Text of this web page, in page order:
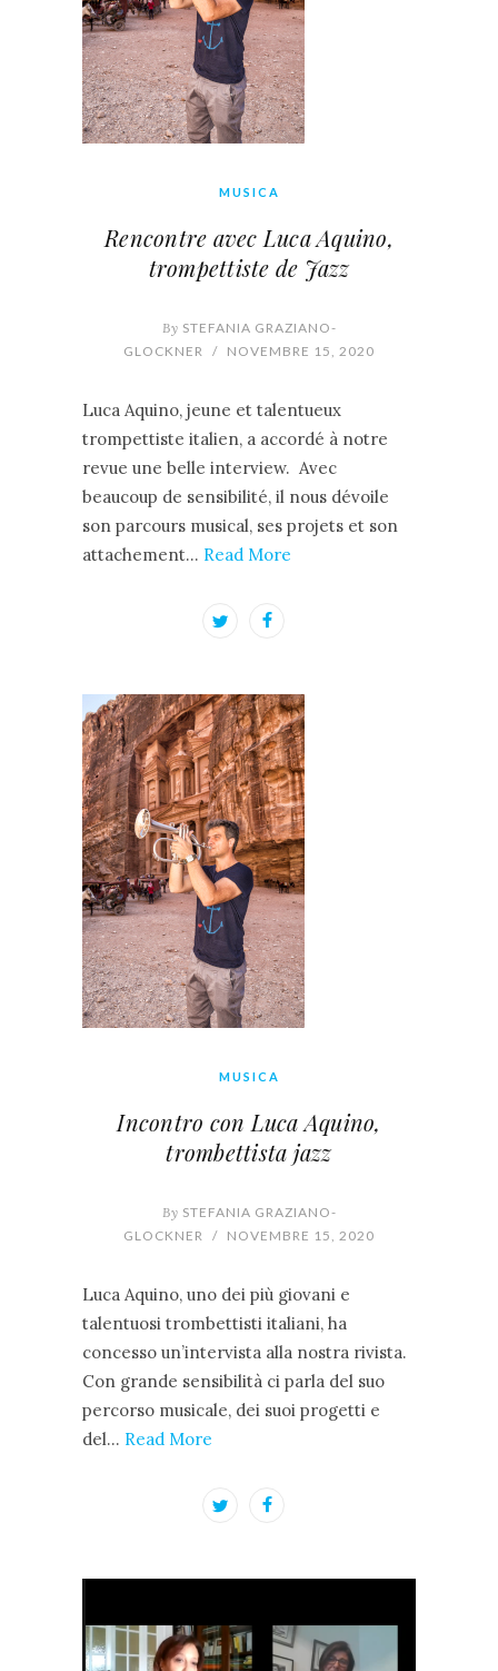
MUSICA
Rencontre avec Luca Aquino,
trompettiste de Jazz
By STEFANIA GRAZIANO-
GLOCKNER
/ NOVEMBRE 15, 2020
Luca Aquino, jeune et talentueux
trompettiste italien, a accordé à notre
revue une belle interview. Avec
beaucoup de sensibilité, il nous dévoile
son parcours musical, ses projets et son
attachement… Read More
MUSICA
Incontro con Luca Aquino,
trombettista jazz
By STEFANIA GRAZIANO-
GLOCKNER
/ NOVEMBRE 15, 2020
Luca Aquino, uno dei più giovani e
talentuosi trombettisti italiani, ha
concesso un’intervista alla nostra rivista.
Con grande sensibilità ci parla del suo
percorso musicale, dei suoi progetti e
del… Read More